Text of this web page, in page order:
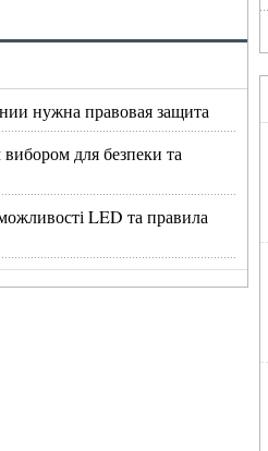
нужна правовая защита
для безпеки та
LED та правила